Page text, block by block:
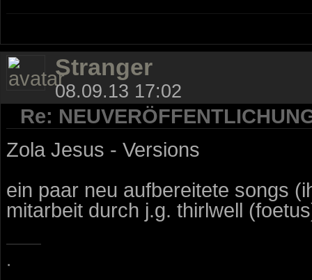
Stranger
08.09.13 17:02
Re:
Zola Jesus - Versions
ein paar neu aufbereitete songs
mitarbeit durch j.g. thirlwell
.